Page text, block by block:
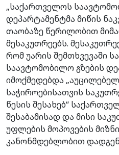
„საქართველოს
დეპარტამენტმა მიწის
თაობაზე წერილობით
მესაკუთრეებს.
რომ უარის შემთხვევაში
საავტომობილო გზების
იმოქმედებდა
საჭიროებისათვის
წესის შესახებ“
შესაბამისად და მისი
უფლების მოპოვების
კანონმდებლობით